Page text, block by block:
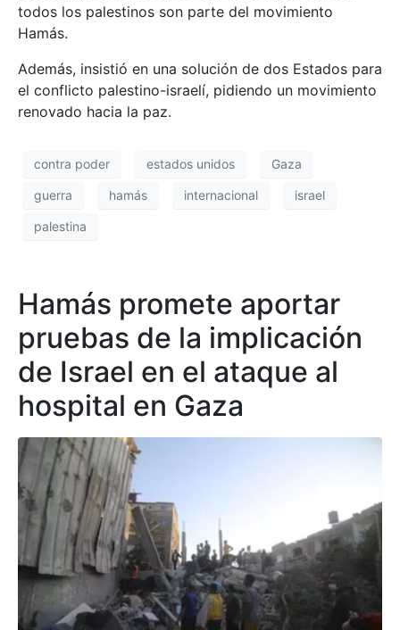
todos los palestinos son parte del movimiento
Hamás.
Además, insistió en una solución de dos Estados para
el conflicto palestino-israelí, pidiendo un movimiento
renovado hacia la paz.
contra poder estados unidos Gaza
guerra hamás internacional israel
palestina
Hamás promete aportar
pruebas de la implicación
de Israel en el ataque al
hospital en Gaza